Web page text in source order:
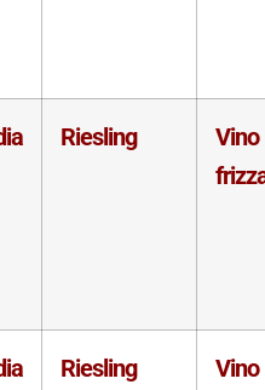
Riesling
Vino
Riesling
Vino